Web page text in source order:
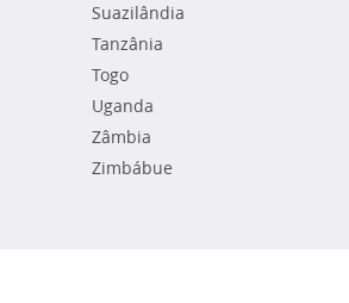
Suazilândia
Tanzânia
Togo
Uganda
Zâmbia
Zimbábue